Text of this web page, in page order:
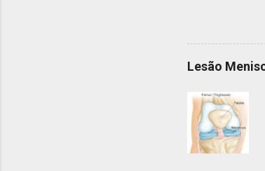
osteoblastos.
sem vitamina d
determinada
usadas doses
Lesão